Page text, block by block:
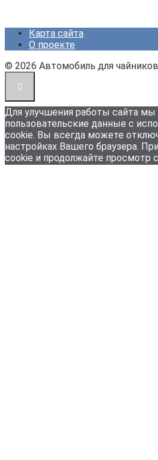
Карта сайта
О проекте
© 2026 Автомобиль для чайников
Для улучшения работы сайта
пользовательские данные с
cookie. Вы всегда можете
настройках Вашего браузера.
cookie и продолжайте просмотр